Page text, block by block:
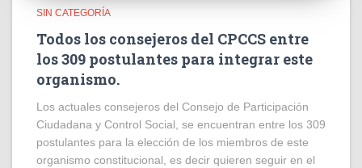
SIN CATEGORÍA
Todos los consejeros del CPCCS entre
los 309 postulantes para integrar este
organismo.
Los actuales consejeros del Consejo de Participación
Ciudadana y Control Social, se encuentran entre los 309
postulantes para la elección de los miembros de este
organismo constitucional, es decir quieren seguir en el